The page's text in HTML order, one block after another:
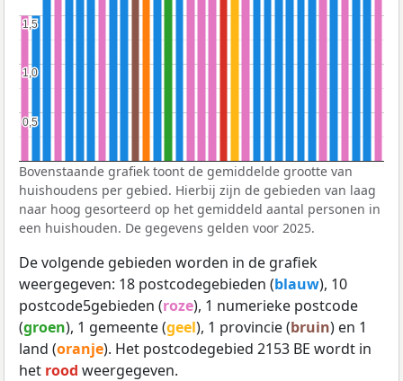
0,5
0,5
1,0
1,0
1,5
1,5
Bovenstaande grafiek toont de gemiddelde grootte van
huishoudens per gebied. Hierbij zijn de gebieden van laag
naar hoog gesorteerd op het gemiddeld aantal personen in
een huishouden. De gegevens gelden voor 2025.
De volgende gebieden worden in de grafiek
weergegeven: 18 postcodegebieden (blauw), 10
postcode5gebieden (roze), 1 numerieke postcode
(groen), 1 gemeente (geel), 1 provincie (bruin) en 1
land (oranje). Het postcodegebied 2153 BE wordt in
het rood weergegeven.